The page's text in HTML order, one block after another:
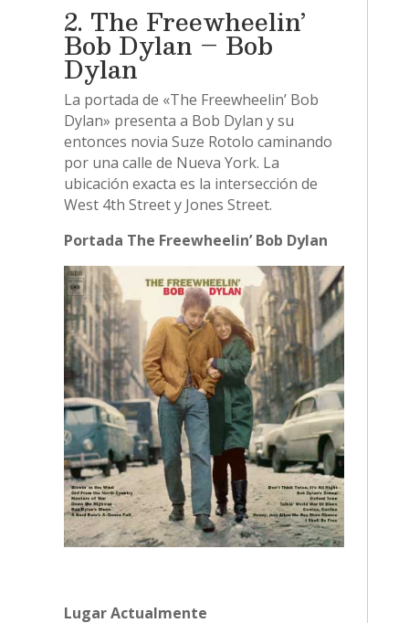
2. The Freewheelin’
Bob Dylan – Bob
Dylan
La portada de «The Freewheelin’ Bob
Dylan» presenta a Bob Dylan y su
entonces novia Suze Rotolo caminando
por una calle de Nueva York. La
ubicación exacta es la intersección de
West 4th Street y Jones Street.
Portada The Freewheelin’ Bob Dylan
Lugar Actualmente